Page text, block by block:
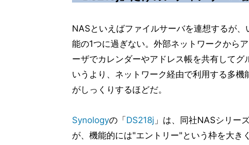
NASといえばファイルサーバを連想するが
能の1つに過ぎない。外部ネットワークから
ーザでカレンダーやアドレス帳を共有して
いうより、ネットワーク経由で利用する多
がしっくりするほどだ。
Synologyの「 DS218j 」は、同社NASシリー
が、機能的には"エントリー"という枠を大き